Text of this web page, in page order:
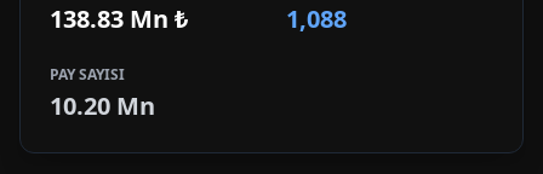
138.83 Mn ₺ 1,088
PAY SAYISI
10.20 Mn